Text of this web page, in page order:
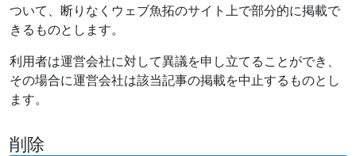
ついて、断りなくウェブ魚拓のサイト上で部分的に掲載で
きるものとします。
利用者は運営会社に対して異議を申し立てることができ、
その場合に運営会社は該当記事の掲載を中止するものとし
ます。
削除